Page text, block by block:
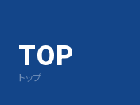
TOP
トップ